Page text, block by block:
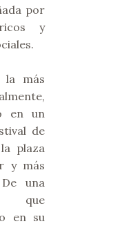
por
y
la más
en un
de
plaza
y más
una
que
en su